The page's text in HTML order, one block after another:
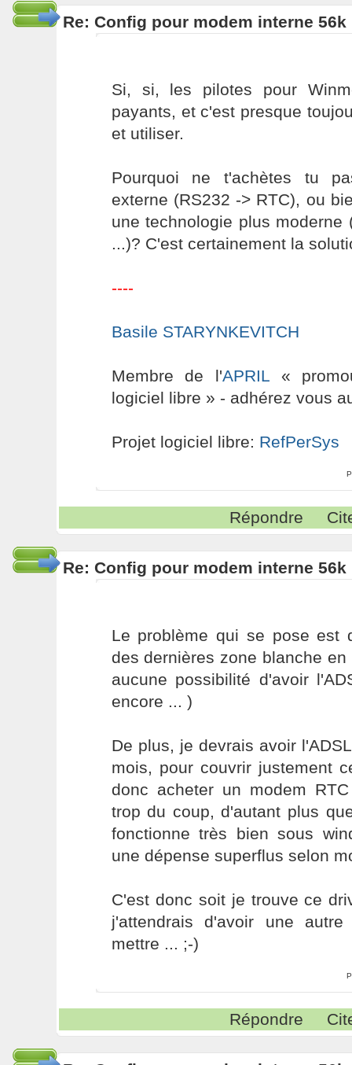
Re: Config pour modem interne 56k
Si, si, les pilotes pour
payants, et c'est presque
et utiliser.
Pourquoi ne t'achètes tu
externe (RS232 -> RTC), ou
une technologie plus moderne
...)? C'est certainement la
----
Basile STARYNKEVITCH
Membre de l'APRIL «
logiciel libre » - adhérez vous
Projet logiciel libre: RefPerSys
Répondre
Re: Config pour modem interne 56k
Le problème qui se pose est
des dernières zone blanche
aucune possibilité d'avoir
encore ... )
De plus, je devrais avoir
mois, pour couvrir justement
donc acheter un modem
trop du coup, d'autant plus
fonctionne très bien sous
une dépense superflus selon
C'est donc soit je trouve ce
j'attendrais d'avoir une
mettre ... ;-)
Répondre